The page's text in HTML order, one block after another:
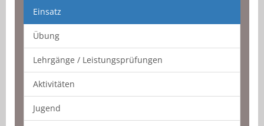
Einsatz
Übung
Lehrgänge / Leistungsprüfungen
Aktivitäten
Jugend